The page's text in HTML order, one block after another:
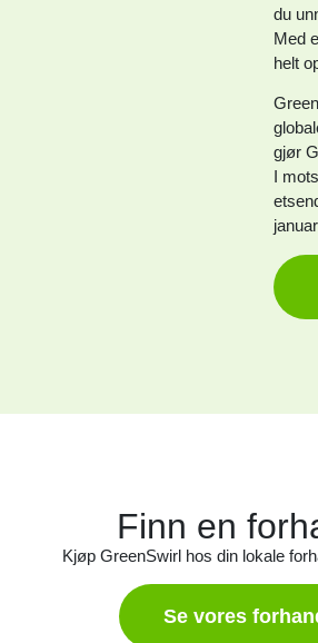
du
Med
helt
gjør
I
Finn en
Kjøp GreenSwirl hos din lokale
Se vores